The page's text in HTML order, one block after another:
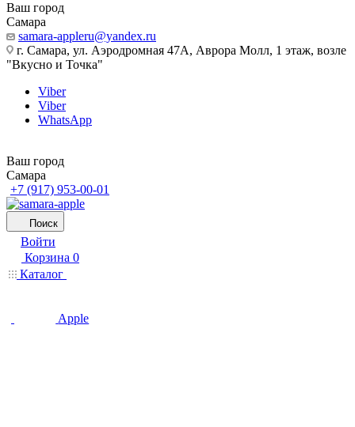
Ваш город
Самара
samara-appleru@yandex.ru
г. Самара, ул. Аэродромная 47А, Аврора Молл, 1 этаж, возле
"Вкусно и Точка"
Viber
Viber
WhatsApp
Ваш город
Самара
+7 (917) 953-00-01
Поиск
Войти
Корзина 0
Каталог
Apple